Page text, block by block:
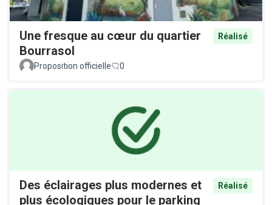
Une fresque au cœur du quartier
Bourrasol
Réalisé
Proposition officielle 0
Des éclairages plus modernes et
plus écologiques pour le parking
Réalisé